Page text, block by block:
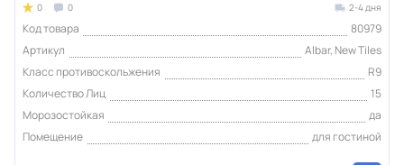
0 0 2-4 дня
Код товара
80979
Артикул
Albar, New Tiles
Класс противоскольжения
R9
Количество Лиц
15
Морозостойкая
да
Помещение
для гостиной